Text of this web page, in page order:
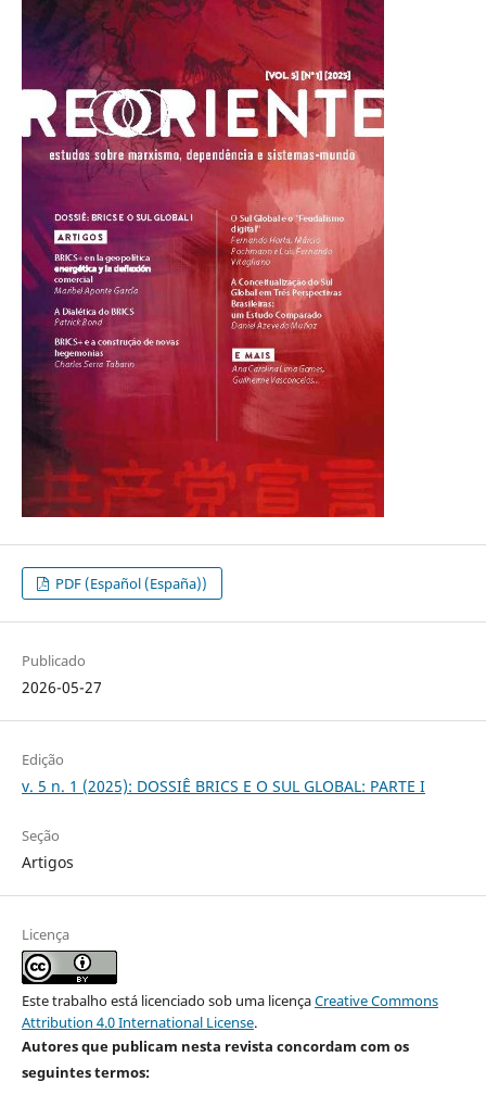
PDF (Español (España))
Publicado
2026-05-27
Edição
v. 5 n. 1 (2025): DOSSIÊ BRICS E O SUL GLOBAL: PARTE I
Seção
Artigos
Licença
Este trabalho está licenciado sob uma licençaCreative Commons
Attribution 4.0 International License.
Autores que publicam nesta revista concordam com os
seguintes termos: